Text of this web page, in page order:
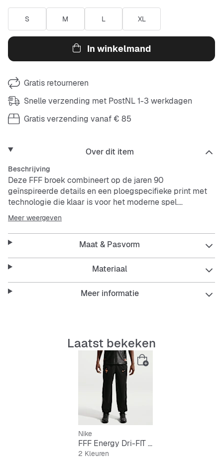
S M L XL
In winkelmand
Gratis retourneren
Snelle verzending met PostNL 1-3 werkdagen
Gratis verzending vanaf € 85
Over dit item
Beschrijving
Deze FFF broek combineert op de jaren 90
geïnspireerde details en een ploegspecifieke print met
technologie die klaar is voor het moderne spel.
De Nike Dri-FIT-technologie werk zweetafvoerend en
zorgt voor snellere verdamping, zodat je droog en
comfortabel blijft.
De waterafstotende afwerking houdt je droog bij nat
weer.
Meer weergeven
Maat & Pasvorm
Materiaal
Meer informatie
Laatst bekeken
Nike
FFF Energy Dri-FIT Soccer Woven Pants
2 Kleuren